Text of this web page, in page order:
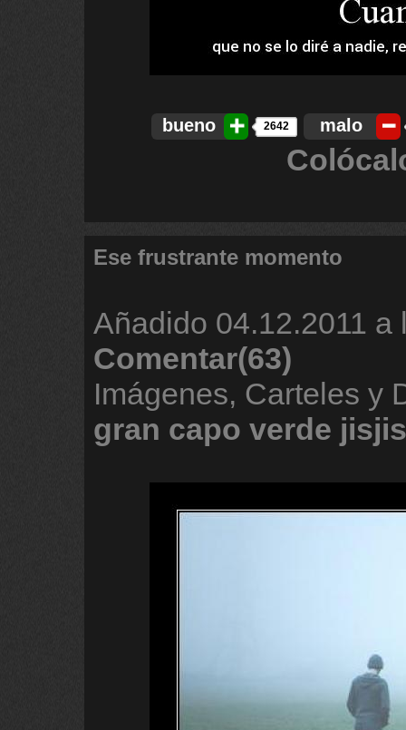
bueno 2642 malo
Ese frustrante momento
Añadido 04.12.2011 a
Comentar(63)
Imágenes, Carteles y
gran capo verde